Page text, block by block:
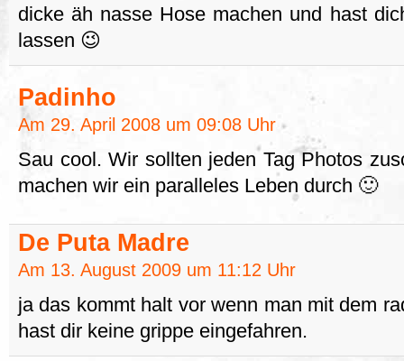
dicke äh nasse Hose machen und hast
lassen 😉
Padinho
Am 29. April 2008 um 09:08 Uhr
Sau cool. Wir sollten jeden Tag Photos
machen wir ein paralleles Leben durch 🙂
De Puta Madre
Am 13. August 2009 um 11:12 Uhr
ja das kommt halt vor wenn man mit dem
hast dir keine grippe eingefahren.